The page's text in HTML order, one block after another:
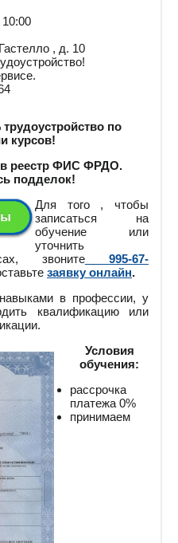
, д. 10
по
курсов!
реестр ФИС ФРДО.
подделок!
Для того , чтобы
записаться на
обучение или
уточнить
звоните
995-67-
заявку онлайн.
в профессии, у
квалификацию или
Условия
обучения:
рассрочка
платежа 0%
принимаем